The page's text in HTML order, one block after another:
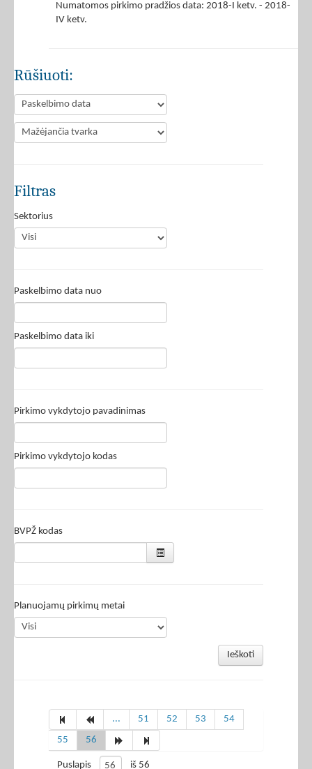
Numatomos pirkimo pradžios data: 2018-I ketv. - 2018-
IV ketv.
Rūšiuoti:
Filtras
Sektorius
Paskelbimo data nuo
Paskelbimo data iki
Pirkimo vykdytojo pavadinimas
Pirkimo vykdytojo kodas
BVPŽ kodas
Planuojamų pirkimų metai
Ieškoti
... 51 52 53
54
55
56
Puslapis iš 56